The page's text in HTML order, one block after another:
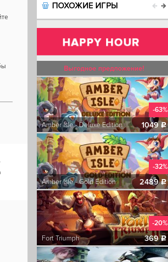
ПОХОЖИЕ ИГРЫ
Выгодное предложение!
-63%
Amber Isle - Deluxe Edition
1049 c
-32%
Amber Isle - Gold Edition
2489c
-20%
Fort Triumph
369c